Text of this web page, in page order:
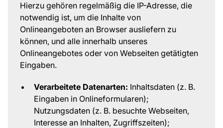
Hierzu gehören regelmäßig die IP-Adresse, die
notwendig ist, um die Inhalte von
Onlineangeboten an Browser ausliefern zu
können, und alle innerhalb unseres
Onlineangebotes oder von Webseiten getätigten
Eingaben.
Verarbeitete Datenarten: Inhaltsdaten (z. B.
Eingaben in Onlineformularen);
Nutzungsdaten (z. B. besuchte Webseiten,
Interesse an Inhalten, Zugriffszeiten);